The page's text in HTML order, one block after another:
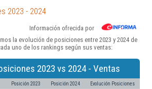
2023 - 2024
Información ofrecida por
la evolución de posiciones entre 2023 y 2024 de
uno de los rankings según sus ventas:
2023 vs 2024 - Ventas
Posición 2023 Posición 2024 Evolución Posiciones